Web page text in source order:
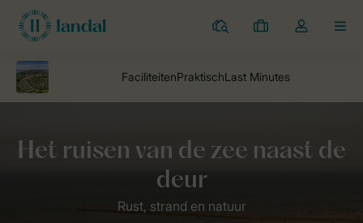
Campings
Mijn
Open
mijn
Landal Camping Camping Dishoek Omgeving